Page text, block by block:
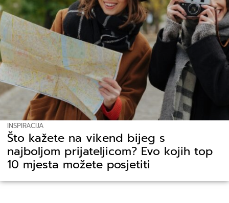
INSPIRACIJA
Što kažete na vikend bijeg s
najboljom prijateljicom? Evo kojih top
10 mjesta možete posjetiti